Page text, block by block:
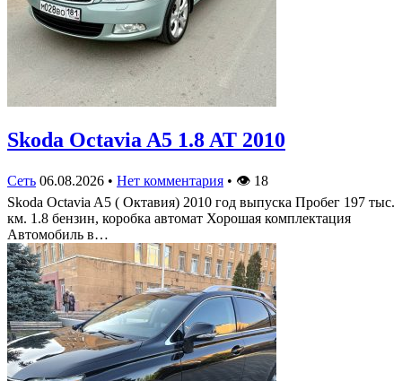
Skoda Octavia A5 1.8 AT 2010
Сеть 06.08.2026 • Нет комментария • 👁 18
Skoda Octavia A5 ( Октавия) 2010 год выпуска Пробег 197 тыс.
км. 1.8 бензин, коробка автомат Хорошая комплектация
Автомобиль в…